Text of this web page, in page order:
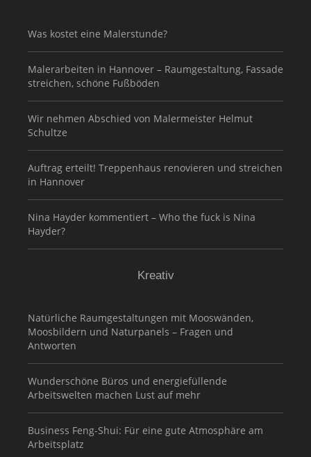
Was kostet eine Malerstunde?
Malerarbeiten in Hannover – Raumgestaltung, Fassade
streichen, schöne Fußböden
Wir nehmen Abschied von Malermeister Helmut
Schultze
Auftrag erteilt! Treppenhaus renovieren und streichen
in Hannover
Nina Hayder kommentiert – Who the fuck is Nina
Hayder?
Kreativ
Natürliche Raumgestaltungen mit Mooswänden,
Moosbildern und Naturpanels – Fragen und
Antworten
Wunderschöne Büros und energiefüllende
Arbeitswelten machen Lust auf mehr
Business Feng-Shui: Für eine gute Atmosphäre am
Arbeitsplatz